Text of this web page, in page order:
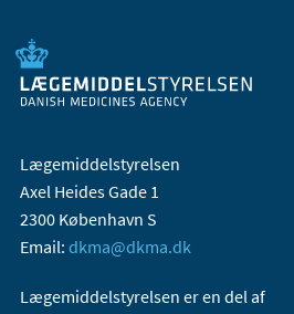
Lægemiddelstyrelsen
Axel Heides Gade 1
2300 København S
Email: dkma@dkma.dk
Lægemiddelstyrelsen er en del af